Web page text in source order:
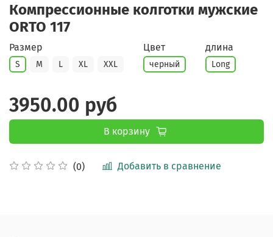
Компрессионные колготки мужские
ORTO 117
(0) Добавить в сравнение
Размер
S M L XL XXL
Цвет
черный
длина
Long
3950.00 руб
В корзину